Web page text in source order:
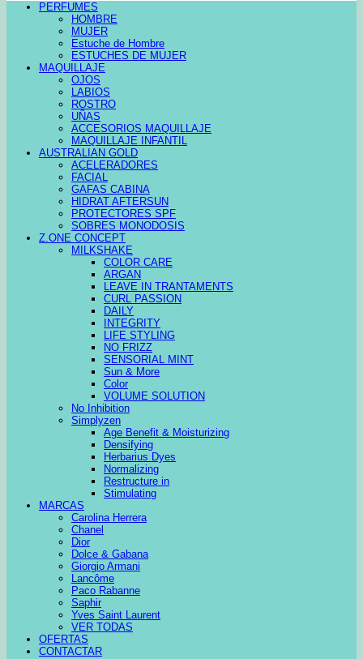
PERFUMES
HOMBRE
MUJER
Estuche de Hombre
ESTUCHES DE MUJER
MAQUILLAJE
OJOS
LABIOS
ROSTRO
UÑAS
ACCESORIOS MAQUILLAJE
MAQUILLAJE INFANTIL
AUSTRALIAN GOLD
ACELERADORES
FACIAL
GAFAS CABINA
HIDRAT AFTERSUN
PROTECTORES SPF
SOBRES MONODOSIS
Z.ONE CONCEPT
MILKSHAKE
COLOR CARE
ARGAN
LEAVE IN TRANTAMENTS
CURL PASSION
DAILY
INTEGRITY
LIFE STYLING
NO FRIZZ
SENSORIAL MINT
Sun & More
Color
VOLUME SOLUTION
No Inhibition
Simplyzen
Age Benefit & Moisturizing
Densifying
Herbarius Dyes
Normalizing
Restructure in
Stimulating
MARCAS
Carolina Herrera
Chanel
Dior
Dolce & Gabana
Giorgio Armani
Lancôme
Paco Rabanne
Saphir
Yves Saint Laurent
VER TODAS
OFERTAS
CONTACTAR